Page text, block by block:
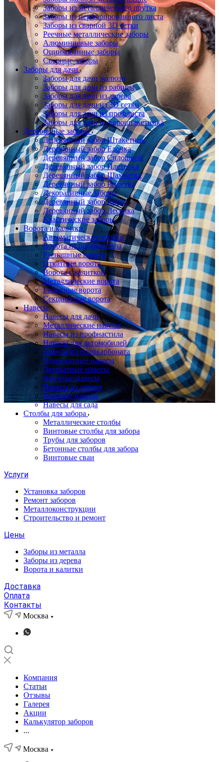
Заборы из металлического прутка
Заборы из перфорированного листа
Заборы из сварной 3D сетки
Реечные металлические заборы
Алюминиевые заборы
Оцинкованные заборы
Сварные заборы
Заборы для дачи
Заборы для дачи жалюзи
Заборы для дачи из рабицы
Заборы для дачи из дерева
Заборы для дачи из 3D сетки
Заборы для дачи из профлиста
Заборы для дачи из евроштакетника
Деревянные заборы
Деревянный забор Штакетник
Деревянный забор Елочка
Деревянный забор Сплошной
Деревянный забор Плетенка
Деревянный забор Шахматка
Деревянный забор Решетка
Декоративные заборы
Деревянный забор Кросс
Деревянный забор Лесенка
Классические заборы
Ворота и калитки
Автоматические ворота
Ворота из профнастила
Распашные ворота
Откатные ворота
Ворота с калиткой
Металлические ворота
Гаражные ворота
Секционные ворота
Навесы
Навесы для дачи
Металлические навесы
Навесы из профнастила
Навесы для автомобилей
Навесы из поликарбоната
Односкатные навесы
Двускатные навесы
Арочные навесы
Навесы из дерева
Кованые навесы
Навесы для сада
Столбы для забора
Металлические столбы
Винтовые столбы для забора
Трубы для заборов
Бетонные столбы для забора
Винтовые сваи
Услуги
Установка заборов
Ремонт заборов
Металлоконструкции
Строительство и ремонт
Цены
Заборы из металла
Заборы из дерева
Ворота и калитки
Доставка
Оплата
Контакты
Москва
Компания
Статьи
Отзывы
Галерея
Акции
Калькулятор заборов
...
Москва